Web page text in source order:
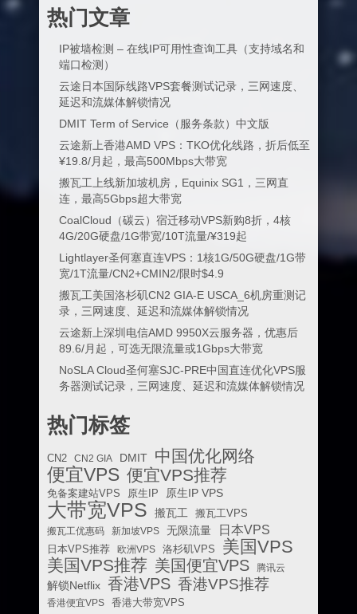
热门文章
IP被墙检测 – 在线IP可用性查询工具（支持域名和
端口检测）
云途日本国际线路VPS套餐测试记录，三网速度、
延迟和流媒体解锁情况
DMIT Term of Service（服务条款）中文版
云途新上香港AMD VPS：TKO优化线路，折后低至
¥19.8/月起，最高500Mbps大带宽
搬瓦工上线新加坡机房，Equinix SG1，三网直
连，最高5Gbps超大带宽
CoalCloud（碳云）宿迁移动VPS新购8折，4核
4G/20G硬盘/1G带宽/10T流量/¥319起
Lightlayer圣何塞直连VPS：1核1G/50G硬盘/1G带
宽/1T流量/CN2+CMIN2/限时$4.9
搬瓦工美国洛杉矶CN2 GIA-E USCA_6机房重测记
录，三网速度、延迟和流媒体解锁情况
云途新上深圳电信AMD 9950X云服务器，优惠后
89.6/月起，可选无限流量或1Gbps大带宽
NoSLA Cloud圣何塞SJC-PRE中国直连优化VPS服
务器测试记录，三网速度、延迟和流媒体解锁情况
热门标签
CN2 CN2 GIA DMIT 中国优化网络
便宜VPS 便宜VPS推荐
免备案建站VPS 原生IP 原生IP VPS
大带宽VPS 搬瓦工
搬瓦工VPS
搬瓦工优惠码
新加坡VPS 无限流量 日本VPS
日本VPS推荐 欧洲VPS 洛杉矶VPS 美国VPS
美国VPS推荐 美国便宜VPS 腾讯云
解锁Netflix 香港VPS 香港VPS推荐
香港便宜VPS 香港大带宽VPS